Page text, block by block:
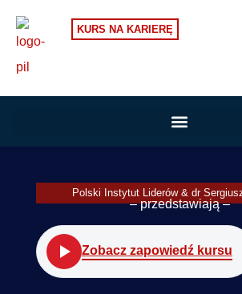
KURS NA KARIERĘ
Polski Instytut Liderów & dr
– przedstawiają –
Kurs na
Zobacz zapowiedź kursu